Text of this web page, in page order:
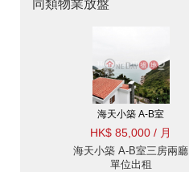
同類物業放盤
海天小築 A-B室
HK$ 85,000 / 月
海天小築 A-B室三房兩廳
單位出租